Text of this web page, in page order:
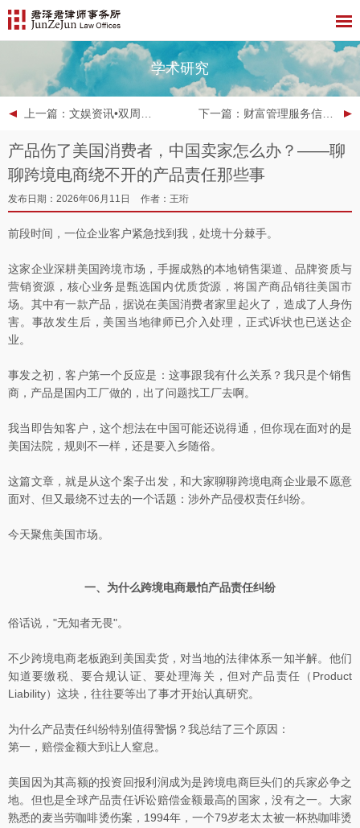
学术研究
上一篇 ：文娱资讯•双周报 | 2026年第11期 下一篇 ：财富管理服务信托——保险金信托的当前市场观察与六大击穿暗礁
产品伤了美国消费者，中国卖家怎么办？——聊
聊跨境电商绕不开的产品责任那些事
发布日期：2026年06月11日 作者：王珩
前段时间，一位企业客户紧急找到我，处境十分棘手。
这家企业深耕美国跨境市场，手握成熟的本地销售渠道、品牌资质与
营销资源，核心业务是甄选国内优质货源，将国产商品销往美国市
场。其中有一款产品，据说在美国消费者家里起火了，造成了人身伤
害。事故发生后，美国当地律师已介入处理，正式诉状也已送达企
业。
事发之初，客户第一个反应是：这事跟我有什么关系？我只是个销售
商，产品是国内工厂做的，出了问题找工厂去啊。
我当即告知客户，这个想法在中国可能还说得通，但你现在面对的是
美国法院，规则不一样，还是要入乡随俗。
这篇文章，就是从这个案子出发，和大家聊聊跨境电商企业最不愿意
面对、但又最绕不过去的一个话题：涉外产品侵权责任纠纷。
今天聚焦美国市场。
一、为什么跨境电商最怕产品责任纠纷
俗话说，"无知者无畏"。
不少跨境电商老板跑到美国卖货，对当地的法律体系一知半解。他们
知道要缴税、要合规认证、要处理海关，但对产品责任（Product
Liability）这块，往往要等出了事才开始认真研究。
为什么产品责任纠纷特别值得警惕？我总结了三个原因：
第一，赔偿金额大到让人窒息。
美国因为其高额的投资回报利润成为是跨境电商巨头们的兵家必争之
地。但也是全球产品责任诉讼赔偿金额最高的国家，没有之一。大家
熟悉的麦当劳咖啡烫伤案，1994年，一个79岁老太太被一杯热咖啡烫